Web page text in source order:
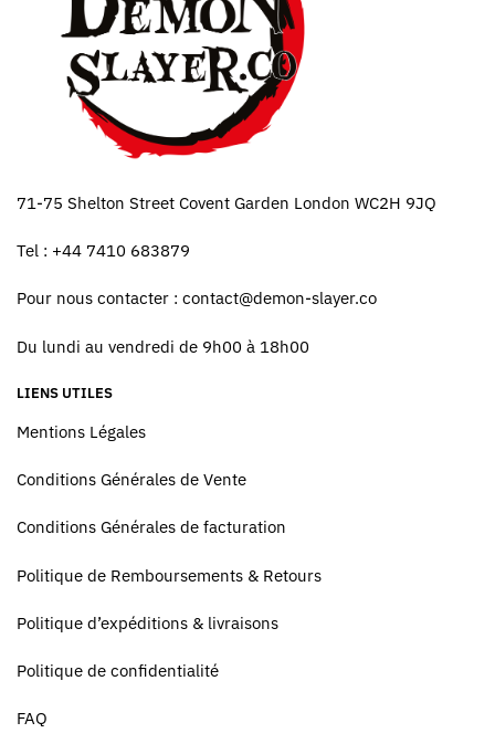
71-75 Shelton Street Covent Garden London WC2H 9JQ
Tel : +44 7410 683879
Pour nous contacter : contact@demon-slayer.co
Du lundi au vendredi de 9h00 à 18h00
LIENS UTILES
Mentions Légales
Conditions Générales de Vente
Conditions Générales de facturation
Politique de Remboursements & Retours
Politique d’expéditions & livraisons
Politique de confidentialité
FAQ